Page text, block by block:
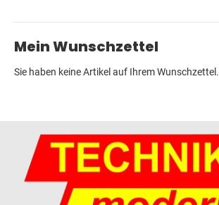
Mein Wunschzettel
Sie haben keine Artikel auf Ihrem Wunschzettel.